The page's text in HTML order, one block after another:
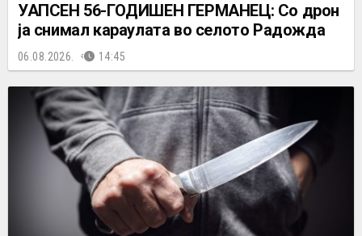
УАПСЕН 56-ГОДИШЕН ГЕРМАНЕЦ: Со дрон
ја снимал караулата во селото Радожда
06.08.2026. 14:45